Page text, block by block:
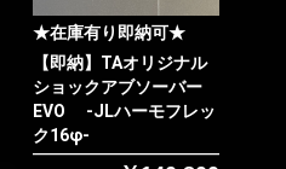
★在庫有り即納可★
【即納】TAオリジナル
ショックアブソーバー
EVO -JLハーモフレッ
ク16φ-